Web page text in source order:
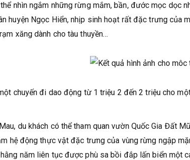
nhìn ngắm những rừng mắm, bần, đước mọc dọc
huyện Ngọc Hiển, nhịp sinh hoạt rất đặc trưng của
xăng dành cho tàu thuyền…
chuyến đi dao động từ 1 triệu 2 đến 2 triệu cho
du khách có thể tham quan vườn Quốc Gia Đất
hệ động thực vật đặc trưng của vùng rừng ngập
năm liên tục được phù sa bồi đắp lấn biển một